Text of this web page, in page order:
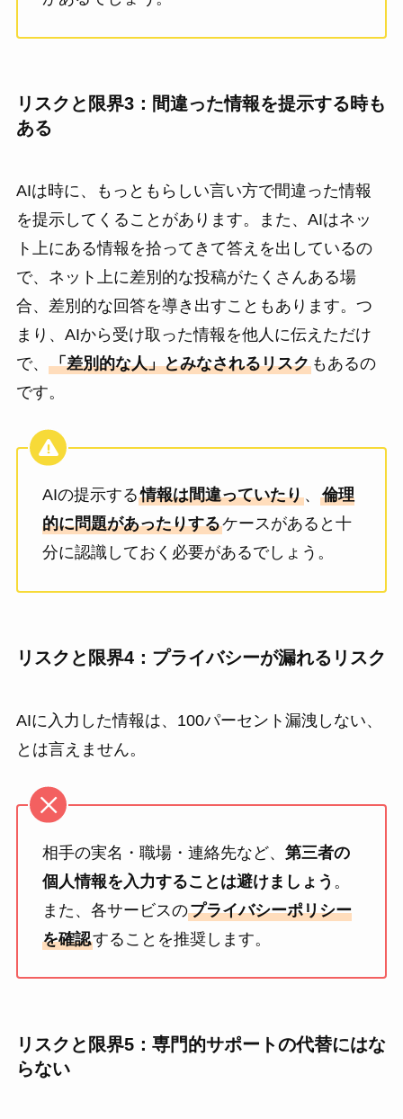
リスクと限界3：間違った情報を提示する時も
ある
AIは時に、もっともらしい言い方で間違った情報
を提示してくることがあります。また、AIはネッ
ト上にある情報を拾ってきて答えを出しているの
で、ネット上に差別的な投稿がたくさんある場
合、差別的な回答を導き出すこともあります。つ
まり、AIから受け取った情報を他人に伝えただけ
で、 「差別的な人」とみなされるリスクもあるの
です。
AIの提示する情報は間違っていたり、 倫理
的に問題があったりするケースがあると十
分に認識しておく必要があるでしょう。
リスクと限界4：プライバシーが漏れるリスク
AIに入力した情報は、100パーセント漏洩しない、
とは言えません。
相手の実名・職場・連絡先など、 第三者の
個人情報を入力することは避けましょう 。
また、各サービスのプライバシーポリシー
を確認することを推奨します。
リスクと限界5：専門的サポートの代替にはな
らない